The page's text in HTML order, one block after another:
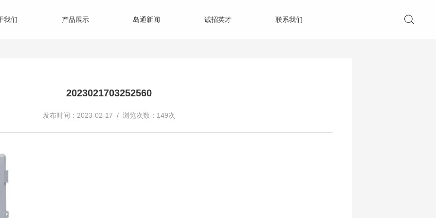
我们 产品展示 岛通新闻 诚招英才 联系我们
2023021703252560
发布时间：2023-02-17 / 浏览次数：149次